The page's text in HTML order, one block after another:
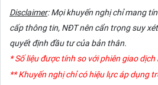
Disclaimer:Mọi khuyến nghịchỉ mang
cấp thông tin, NĐT nên cẩn trọng suy
quyết định đầu tư của bản thân.
* Số liệu được tính so với phiên giao dịch
** Khuyến nghị chỉ có hiệu lực áp dụng